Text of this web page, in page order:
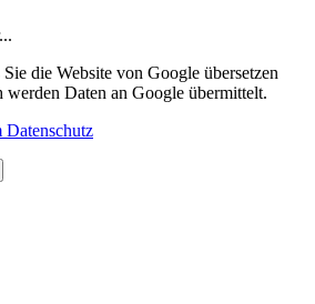
die Website von Google übersetzen
werden Daten an Google übermittelt.